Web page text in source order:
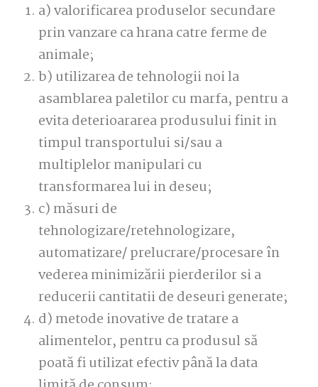
a) valorificarea produselor secundare
prin vanzare ca hrana catre ferme de
animale;
b) utilizarea de tehnologii noi la
asamblarea paletilor cu marfa, pentru a
evita deterioararea produsului finit in
timpul transportului si/sau a
multiplelor manipulari cu
transformarea lui in deseu;
c) măsuri de
tehnologizare/retehnologizare,
automatizare/ prelucrare/procesare în
vederea minimizării pierderilor si a
reducerii cantitatii de deseuri generate;
d) metode inovative de tratare a
alimentelor, pentru ca produsul să
poată fi utilizat efectiv până la data